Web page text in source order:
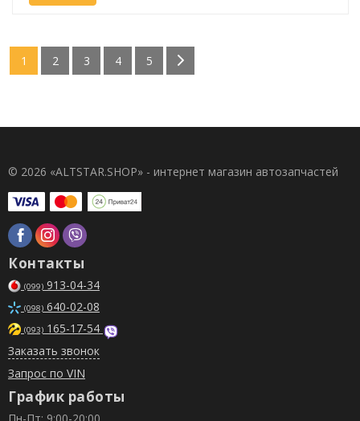
1 2 3 4 5
© 2026 «ALTSTAR.SHOP» - интернет магазин автозапчастей
Контакты
(099) 913-04-34
(098) 640-02-08
(093) 165-17-54
Заказать звонок
Запрос по VIN
График работы